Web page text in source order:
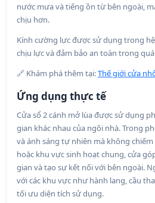
nước mưa và tiếng ồn từ bên ngoài,
chịu hơn.
Kính cường lực được sử dụng trong
chịu lực và đảm bảo an toàn trong
🔗 Khám phá thêm tại:Thế giới cửa
Ứng dụng thực tế
Cửa sổ 2 cánh mở lùa được sử dụng
gian khác nhau của ngôi nhà. Trong
và ánh sáng tự nhiên mà không
hoặc khu vực sinh hoạt chung, cửa
gian và tạo sự kết nối với bên ngoài.
với các khu vực như hành lang, cầu
tối ưu diện tích sử dụng.